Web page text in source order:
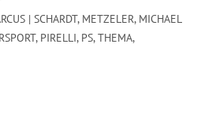
| SCHARDT, METZELER, MICHAEL
, PIRELLI, PS,THEMA,